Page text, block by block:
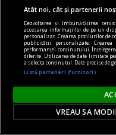
Câți dintre
țării la la UE și
Datele unui sondaj
Cercetări Sociale
august 2026 arată
pentru aderarea la
comparativ cu
anterioare.
Atât noi, cât și partenerii
Dezvoltarea și îmbunătățirea
accesarea informațiilor de pe un
personalizat. Crearea profilurilor de
publicității personalizate.
performanței conținutului.
diferite. Utilizarea de date limitate
a selecta conținutul. Date precise de
Listă parteneri (furnizori)
VREAU SA